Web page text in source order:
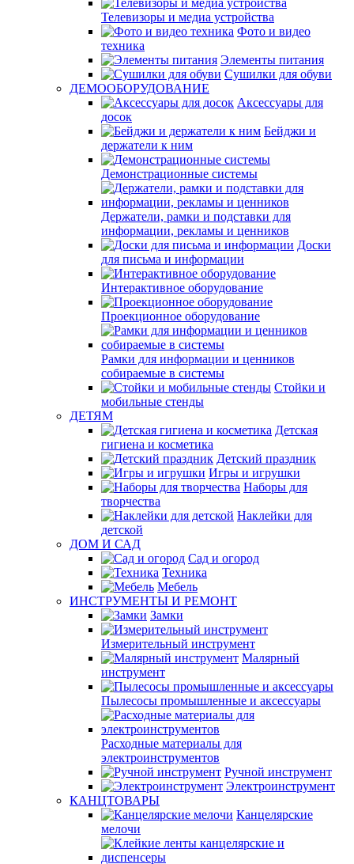
Телевизоры и медиа устройства
Фото и видео
техника
Элементы питания
Сушилки для обуви
ДЕМООБОРУДОВАНИЕ
Аксессуары для
досок
Бейджи и
держатели к ним
Демонстрационные системы
Держатели, рамки и подставки для
информации, рекламы и ценников
Доски
для письма и информации
Интерактивное оборудование
Проекционное оборудование
Рамки для информации и ценников
собираемые в системы
Стойки и
мобильные стенды
ДЕТЯМ
Детская
гигиена и косметика
Детский праздник
Игры и игрушки
Наборы для
творчества
Наклейки для
детской
ДОМ И САД
Сад и огород
Техника
Мебель
ИНСТРУМЕНТЫ И РЕМОНТ
Замки
Измерительный инструмент
Малярный
инструмент
Пылесосы промышленные и аксессуары
Расходные материалы для
электроинструментов
Ручной инструмент
Электроинструмент
КАНЦТОВАРЫ
Канцелярские
мелочи